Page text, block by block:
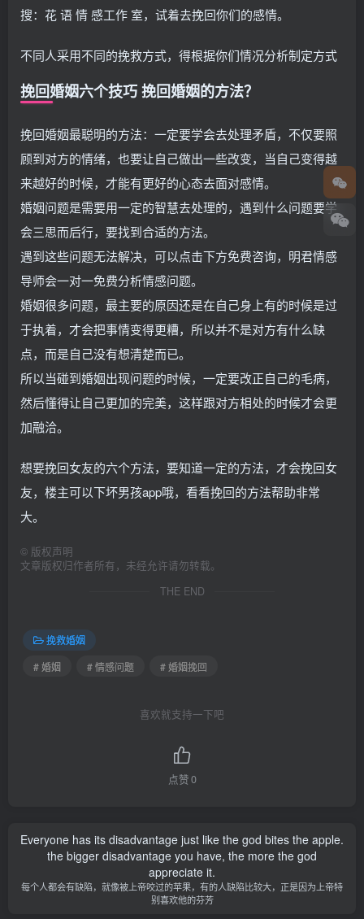
搜：花 语 情 感工作 室，试着去挽回你们的感情。
不同人采用不同的挽救方式，得根据你们情况分析制定方式
挽回婚姻六个技巧 挽回婚姻的方法？
挽回婚姻最聪明的方法：一定要学会去处理矛盾，不仅要照
顾到对方的情绪，也要让自己做出一些改变，当自己变得越
来越好的时候，才能有更好的心态去面对感情。
婚姻问题是需要用一定的智慧去处理的，遇到什么问题要学
会三思而后行，要找到合适的方法。
遇到这些问题无法解决，可以点击下方免费咨询，明君情感
导师会一对一免费分析情感问题。
婚姻很多问题，最主要的原因还是在自己身上有的时候是过
于执着，才会把事情变得更糟，所以并不是对方有什么缺
点，而是自己没有想清楚而已。
所以当碰到婚姻出现问题的时候，一定要改正自己的毛病，
然后懂得让自己更加的完美，这样跟对方相处的时候才会更
加融洽。
想要挽回女友的六个方法，要知道一定的方法，才会挽回女
友，楼主可以下坏男孩app哦，看看挽回的方法帮助非常
大。
© 版权声明
文章版权归作者所有，未经允许请勿转载。
THE END
挽救婚姻
# 婚姻
# 情感问题 # 婚姻挽回
喜欢就支持一下吧
点赞0
Everyone has its disadvantage just like the god bites the apple.
the bigger disadvantage you have, the more the god
appreciate it.
每个人都会有缺陷，就像被上帝咬过的苹果，有的人缺陷比较大，正是因为上帝特
别喜欢他的芬芳